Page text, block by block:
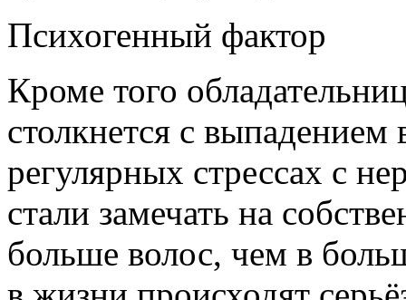
Психогенный фактор
Кроме того
столкнется с
регулярных стрессах с
стали замечать на
больше волос, чем в